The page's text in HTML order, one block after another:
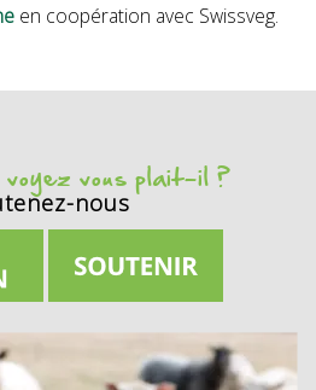
en coopération avec Swissveg.
vous plait-il ?
nous